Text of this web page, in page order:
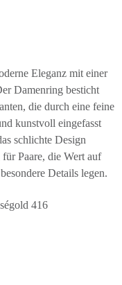
Eleganz mit einer
Damenring besticht
die durch eine feine
kunstvoll eingefasst
schlichte Design
Paare, die Wert auf
Details legen.
416